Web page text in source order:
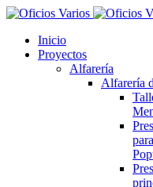
Inicio
Proyectos
Alfarería
Alfarería